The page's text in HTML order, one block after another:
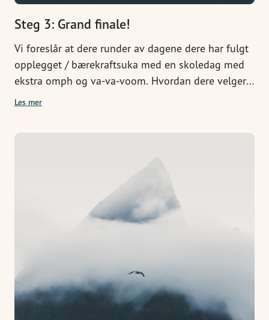
Steg 3: Grand finale!
Vi foreslår at dere runder av dagene dere har fulgt
opplegget / bærekraftsuka med en skoledag med
ekstra omph og va-va-voom. Hvordan dere velger å
gjøre det, avhenger av hvilke challenger elevene
Les mer